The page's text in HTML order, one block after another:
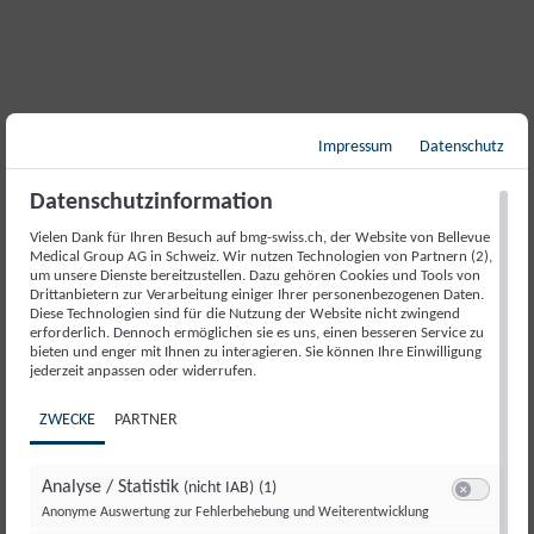
Neuropsychologie
Interview mit Prof. Dr. med. Adam
Czaplinski
Artikel lesen
Impressum Datenschutz
Datenschutzinformation
Vielen Dank für Ihren Besuch auf bmg-swiss.ch, der Website von Bellevue
Medical Group AG in Schweiz. Wir nutzen Technologien von Partnern (2),
um unsere Dienste bereitzustellen. Dazu gehören Cookies und Tools von
Drittanbietern zur Verarbeitung einiger Ihrer personenbezogenen Daten.
Diese Technologien sind für die Nutzung der Website nicht zwingend
erforderlich. Dennoch ermöglichen sie es uns, einen besseren Service zu
bieten und enger mit Ihnen zu interagieren. Sie können Ihre Einwilligung
jederzeit anpassen oder widerrufen.
ZWECKE PARTNER
Analyse / Statistik (nicht IAB) (1)
Anonyme Auswertung zur Fehlerbehebung und Weiterentwicklung